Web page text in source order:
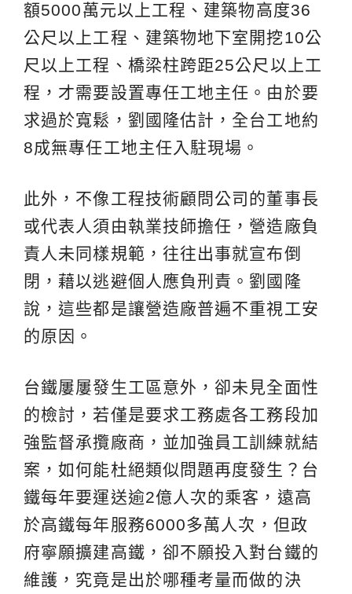
額5000萬元以上工程、建築物高度36
公尺以上工程、建築物地下室開挖10公
尺以上工程、橋梁柱跨距25公尺以上工
程，才需要設置專任工地主任。由於要
求過於寬鬆，劉國隆估計，全台工地約
8成無專任工地主任入駐現場。
此外，不像工程技術顧問公司的董事長
或代表人須由執業技師擔任，營造廠負
責人未同樣規範，往往出事就宣布倒
閉，藉以逃避個人應負刑責。劉國隆
說，這些都是讓營造廠普遍不重視工安
的原因。
台鐵屢屢發生工區意外，卻未見全面性
的檢討，若僅是要求工務處各工務段加
強監督承攬廠商，並加強員工訓練就結
案，如何能杜絕類似問題再度發生？台
鐵每年要運送逾2億人次的乘客，遠高
於高鐵每年服務6000多萬人次，但政
府寧願擴建高鐵，卻不願投入對台鐵的
維護，究竟是出於哪種考量而做的決